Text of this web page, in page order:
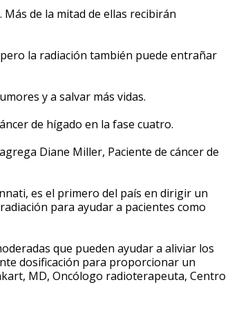
de la mitad de ellas recibirán
la radiación también puede entrañar
y a salvar más vidas.
de hígado en la fase cuatro.
Diane Miller, Paciente de cáncer de
es el primero del país en dirigir un
para ayudar a pacientes como
que pueden ayudar a aliviar los
dosificación para proporcionar un
MD, Oncólogo radioterapeuta, Centro